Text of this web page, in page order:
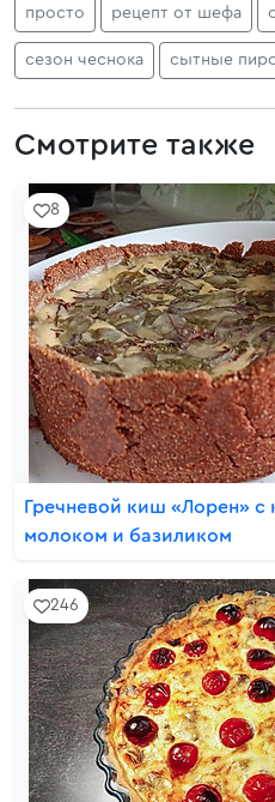
просто рецепт от шефа
сезон чеснока сытные
Смотрите также
8
Гречневой киш «Лорен» с
молоком и базиликом
246